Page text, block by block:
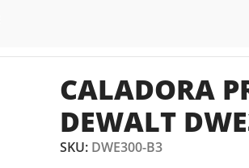
CALADORA
DEWALT
SKU: DWE300-B3